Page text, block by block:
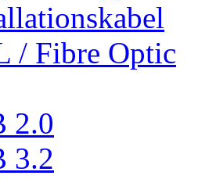
/ Fibre Optic
2.0
3.2